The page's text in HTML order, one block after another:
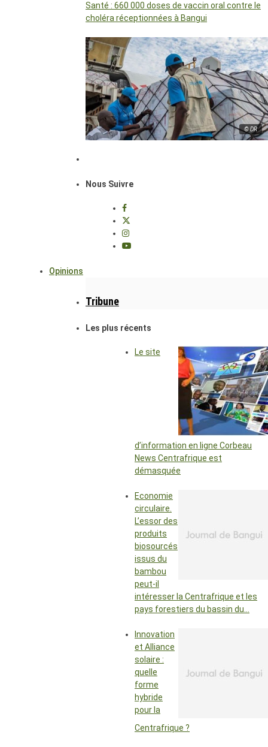
Santé : 660 000 doses de vaccin oral contre le
choléra réceptionnées à Bangui
© DR
Nous Suivre
Opinions
Tribune
Les plus récents
Le site
d’information en ligne Corbeau
News Centrafrique est
démasquée
Economie
circulaire.
L’essor des
produits
biosourcés
issus du
bambou
peut-il
intéresser la Centrafrique et les
pays forestiers du bassin du…
Innovation
et Alliance
solaire :
quelle
forme
hybride
pour la
Centrafrique ?